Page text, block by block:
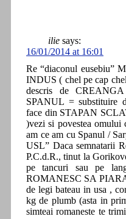
ilie says:
16/01/2014 at 16:01
Re “diaconul eusebiu”
INDUS ( chel pe cap
descris de
SPANUL = substituire
face din STAPAN
)vezi si povestea omului
am ce am cu Spanul /
USL” Daca semnatarii
P.C.d.R., tinut la
pe tancuri sau pe
ROMANESC SA PIARA
de legi bateau in usa ,
kg de plumb (asta in
simteai romaneste te